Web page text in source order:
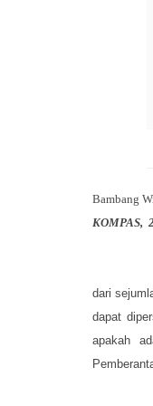
Bambang
KOMPAS,
dari
dapat
apakah